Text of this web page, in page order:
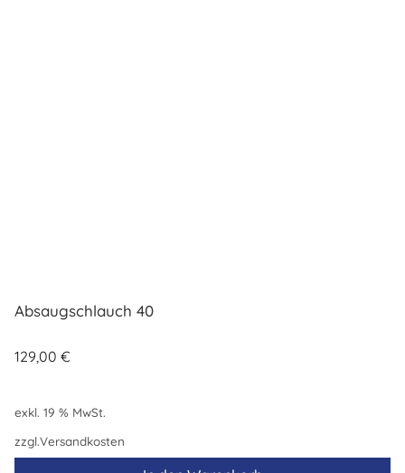
Absaugschlauch 40
129,00 €
exkl. 19 % MwSt.
zzgl.Versandkosten